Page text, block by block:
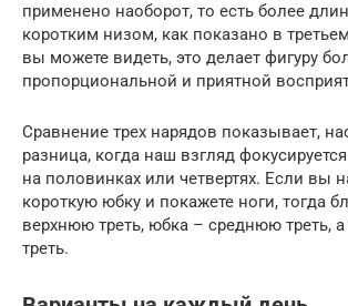
применено наоборот, то есть более
коротким низом, как показано в
вы можете видеть, это делает фигуру
пропорциональной и приятной
Сравнение трех нарядов показывает,
разница, когда наш взгляд
на половинках или четвертях. Если вы
короткую юбку и покажете ноги, тогда
верхнюю треть, юбка – среднюю треть,
треть.